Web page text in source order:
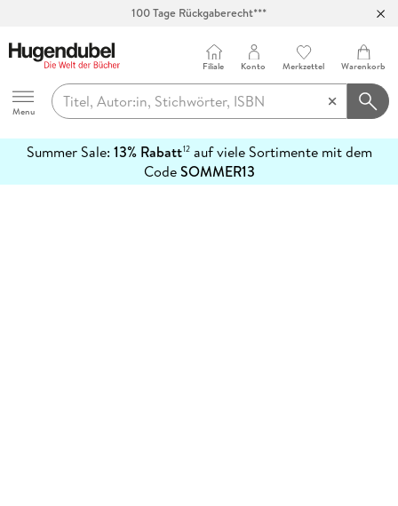
100 Tage Rückgaberecht***
Hugendubel
Menu
Filiale Konto Merkzettel Warenkorb
Summer Sale: 13% Rabatt12auf viele Sortimente mit dem
CodeSOMMER13
erfahren